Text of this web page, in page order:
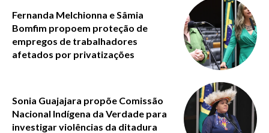
Fernanda Melchionna e Sâmia
Bomfim propoem proteção de
empregos de trabalhadores
afetados por privatizações
Sonia Guajajara propõe Comissão
Nacional Indígena da Verdade para
investigar violências da ditadura